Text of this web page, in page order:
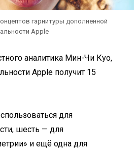
гарнитуры дополненной
Apple
аналитика Мин-Чи Куо,
Apple получит 15
для
шесть — для
и ещё одна для